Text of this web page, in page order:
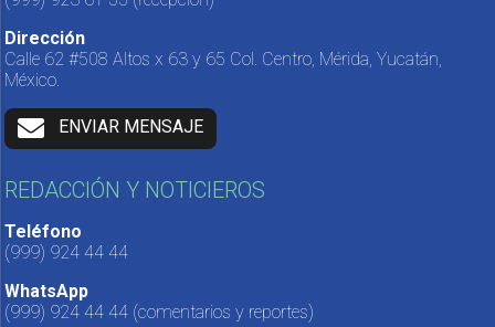
Dirección
Calle 62 #508 Altos x 63 y 65 Col. Centro, Mérida, Yucatán,
México.
ENVIAR MENSAJE
REDACCIÓN Y NOTICIEROS
Teléfono
(999) 924 44 44
WhatsApp
(999) 924 44 44 (comentarios y reportes)